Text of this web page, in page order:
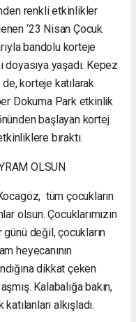
renkli etkinlikler
‘23 Nisan Çocuk
bandolu korteje
doyasıya yaşadı. Kepez
korteje katılarak
Dokuma Park etkinlik
başlayan kortej
bıraktı.
OLSUN
tüm çocukların
olsun. Çocuklarımızın
değil, çocukların
heyecanının
dikkat çeken
Kalabalığa bakın,
alkışladı.